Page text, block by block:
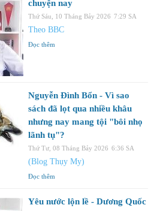
chuyện nay
Thứ Sáu, 10 Tháng Bảy 2026 7:29 SA
Theo BBC
Đọc thêm
Nguyễn Đình Bổn - Vì sao
sách đã lọt qua nhiều khâu
nhưng nay mang tội "bôi nhọ
lãnh tụ"?
Thứ Tư, 08 Tháng Bảy 2026 6:36 SA
(Blog Thụy My)
Đọc thêm
Yêu nước lộn lề - Dương Quốc